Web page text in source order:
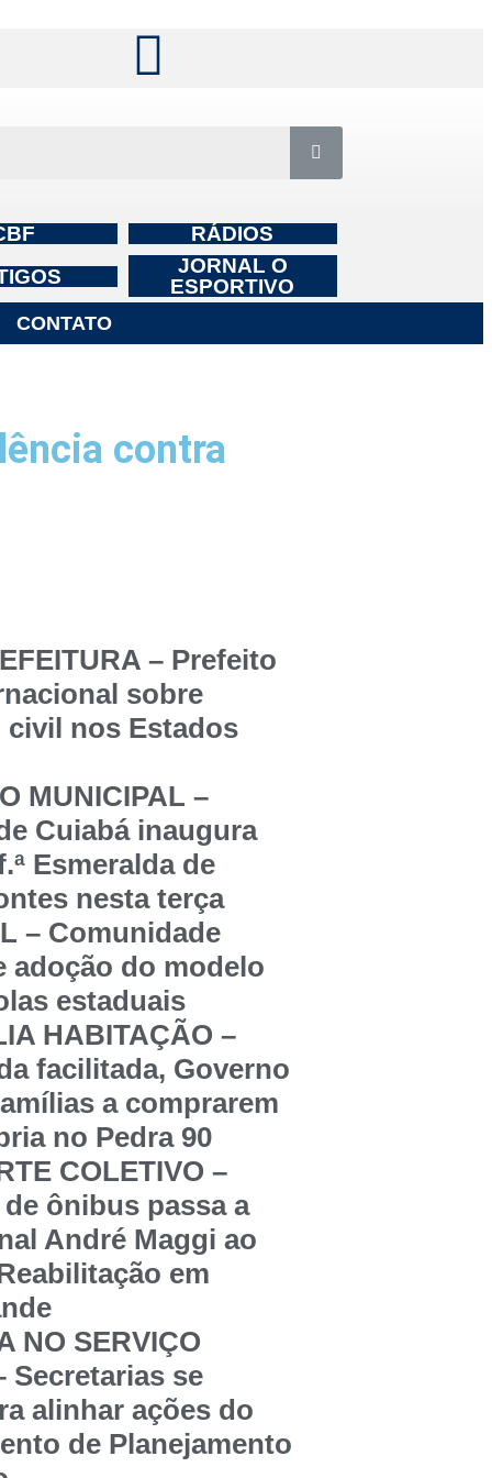
RÁDIOS
JORNAL O
ESPORTIVO
CONTATO
contra
– Prefeito
sobre
nos Estados
MUNICIPAL –
Cuiabá inaugura
Esmeralda de
nesta terça
– Comunidade
adoção do modelo
estaduais
HABITAÇÃO –
facilitada, Governo
a comprarem
no Pedra 90
COLETIVO –
ônibus passa a
André Maggi ao
em
NO SERVIÇO
Secretarias se
alinhar ações do
de Planejamento